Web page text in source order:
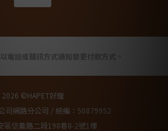
電話或簡訊方式通知變更付款方式。
2026 ©HAPET好寵
司網路分公司 / 統編：50879952
區信義路二段198巷8-2號1樓